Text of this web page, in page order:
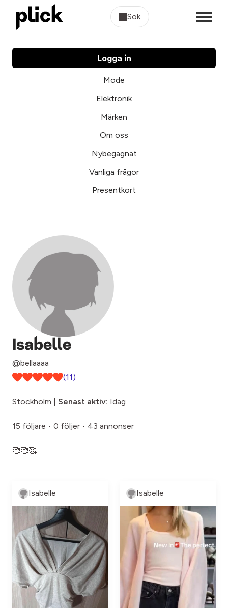
Sök
Logga in
Mode
Elektronik
Märken
Om oss
Nybegagnat
Vanliga frågor
Presentkort
Isabelle
@bellaaaa
(11)
Stockholm | Senast aktiv: Idag
15 följare • 0 följer • 43 annonser
🥰🥰🥰
Isabelle Isabelle